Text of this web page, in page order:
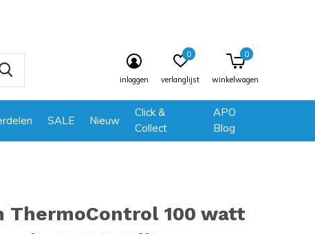
SALE Nieuw
Click &
Collect
APO
Blog
inloggen verlanglijst
0
winkelwagen
0
ThermoControl 100 watt